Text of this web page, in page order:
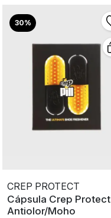
30%
CREP PROTECT
Cápsula Crep Protect
Antiolor/Moho